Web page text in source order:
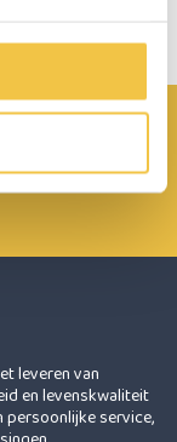
leveren van
en levenskwaliteit
service,